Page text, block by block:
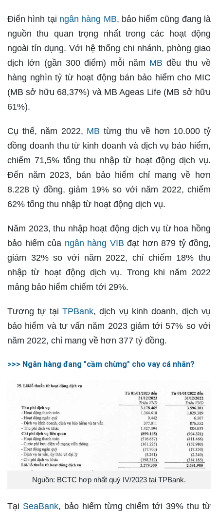
Điển hình tại ngân hàng MB, bảo hiểm cũng đang là
nguồn thu quan trọng nhất trong các hoạt động
ngoài tín dụng. Với hệ thống chi nhánh, phòng giao
dịch lớn (gần 300 điểm) mỗi năm MBđều thu về
hàng nghìn tỷ từ hoạt động bán bảo hiểm cho MIC
(MB sở hữu 68,37%) và MB Ageas Life (MB sở hữu
61%).
Cụ thể, năm 2022, MB từng thu về hơn 10.000 tỷ
đồng doanh thu từ kinh doanh và dịch vụ bảo hiểm,
chiếm 71,5% tổng thu nhập từ hoạt động dịch vụ.
Đến năm 2023, bán bảo hiểm chỉ mang về hơn
8.228 tỷ đồng, giảm 19% so với năm 2022, chiếm
62% tổng thu nhập từ hoạt động dịch vụ.
Năm 2023, thu nhập hoạt động dịch vụ từ hoa hồng
bảo hiểm của ngân hàng VIB đạt hơn 879 tỷ đồng,
giảm 32% so với năm 2022, chỉ chiếm 18% thu
nhập từ hoạt động dịch vụ. Trong khi năm 2022
mảng bảo hiểm chiếm tới 29%.
Tương tự tại TPBank, dịch vụ kinh doanh, dịch vụ
bảo hiểm và tư vấn năm 2023 giảm tới 57% so với
năm 2022, chỉ mang về hơn 377 tỷ đồng.
>>> Ngân hàng đang "cầm chừng" cho vay cá nhân?
Nguồn: BCTC hợp nhất quý IV/2023 tại TPBank.
Tại SeaBank, bảo hiểm từng chiếm tới 39% thu từ